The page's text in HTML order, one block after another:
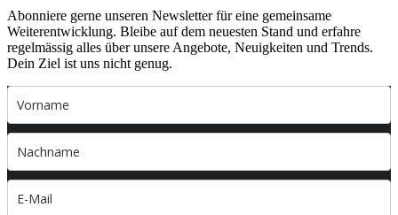
Abonniere gerne unseren Newsletter für eine gemeinsame
Weiterentwicklung. Bleibe auf dem neuesten Stand und erfahre
regelmässig alles über unsere Angebote, Neuigkeiten und Trends.
Dein Ziel ist uns nicht genug.